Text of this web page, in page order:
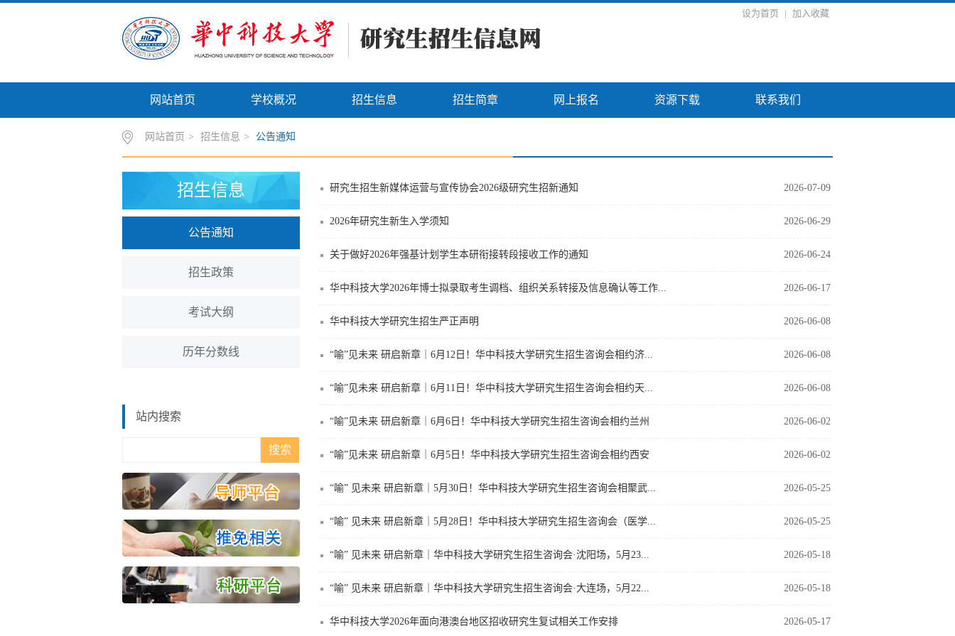
设为首页 | 加入收藏
网站首页 学校概况 招生信息 招生简章 网上报名 资源下载 联系我们
网站首页 > 招生信息 > 公告通知
招生信息
公告通知
招生政策
考试大纲
历年分数线
站内搜索
研究生招生新媒体运营与宣传协会2026级研究生招新通知 2026-07-09
2026年研究生新生入学须知 2026-06-29
关于做好2026年强基计划学生本研衔接转段接收工作的通知 2026-06-24
华中科技大学2026年博士拟录取考生调档、组织关系转接及信息确认等工作... 2026-06-17
华中科技大学研究生招生严正声明 2026-06-08
“喻”见未来 研启新章｜6月12日！华中科技大学研究生招生咨询会相约济... 2026-06-08
“喻”见未来 研启新章｜6月11日！华中科技大学研究生招生咨询会相约天... 2026-06-08
“喻”见未来 研启新章｜6月6日！华中科技大学研究生招生咨询会相约兰州 2026-06-02
“喻”见未来 研启新章｜6月5日！华中科技大学研究生招生咨询会相约西安 2026-06-02
“喻” 见未来 研启新章｜5月30日！华中科技大学研究生招生咨询会相聚武... 2026-05-25
“喻” 见未来 研启新章｜5月28日！华中科技大学研究生招生咨询会（医学... 2026-05-25
“喻” 见未来 研启新章｜华中科技大学研究生招生咨询会·沈阳场，5月23... 2026-05-18
“喻” 见未来 研启新章｜华中科技大学研究生招生咨询会·大连场，5月22... 2026-05-18
华中科技大学2026年面向港澳台地区招收研究生复试相关工作安排 2026-05-17